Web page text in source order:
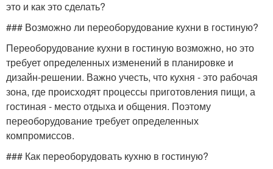
это и как это сделать?
### Возможно ли переоборудование кухни в гостиную?
Переоборудование кухни в гостиную возможно, но это
требует определенных изменений в планировке и
дизайн-решении. Важно учесть, что кухня - это рабочая
зона, где происходят процессы приготовления пищи, а
гостиная - место отдыха и общения. Поэтому
переоборудование требует определенных
компромиссов.
### Как переоборудовать кухню в гостиную?